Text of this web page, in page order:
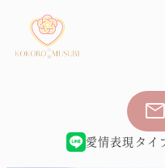
mail
愛情表現タイ